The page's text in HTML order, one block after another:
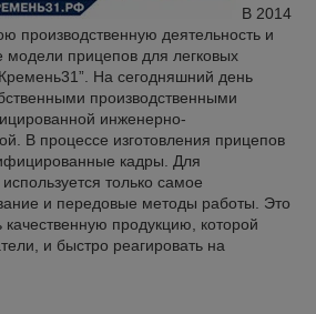
В 2014
производственную деятельность и
модели прицепов для легковых
На сегодняшний день
производственными
инженерно-
В процессе изготовления прицепов
кадры. Для
только самое
и передовые методы работы. Это
качественную продукцию, которой
и быстро реагировать на